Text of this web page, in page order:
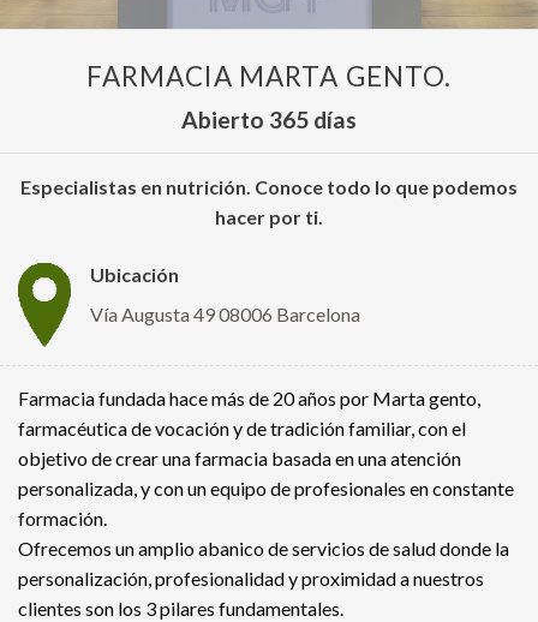
FARMACIA MARTA GENTO.
Abierto 365 días
Especialistas en nutrición. Conoce todo lo que podemos
hacer por ti.
Ubicación
Vía Augusta 49 08006 Barcelona
Farmacia fundada hace más de 20 años por Marta gento,
farmacéutica de vocación y de tradición familiar, con el
objetivo de crear una farmacia basada en una atención
personalizada, y con un equipo de profesionales en constante
formación.
Ofrecemos un amplio abanico de servicios de salud donde la
personalización, profesionalidad y proximidad a nuestros
clientes son los 3 pilares fundamentales.